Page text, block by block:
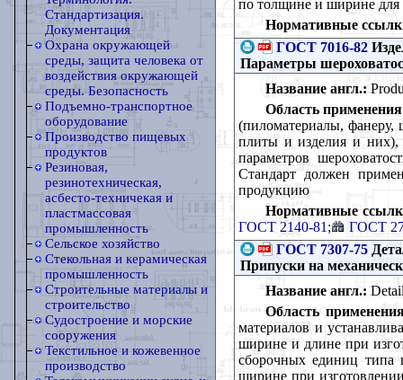
Стандартизация.
Документация
Охрана окружающей
среды, защита человека от
воздействия окружающей
среды. Безопасность
Подъемно-транспортное
оборудование
Производство пищевых
продуктов
Резиновая,
резинотехническая,
асбесто-техничекая и
пластмассовая
промышленность
Сельское хозяйство
Стекольная и керамическая
промышленность
Строительные материалы и
строительство
Судостроение и морские
сооружения
Текстильное и кожевенное
производство
по толщине и ширине для
Нормативные
ГОСТ 7016-82
Параметры
Название англ.:
Область
(пиломатериалы, фанеру,
плиты и изделия и них),
параметров
Стандарт должен
продукцию
Нормативные
ГОСТ 2140-81 ;
ГОСТ
ГОСТ 7307-75
Припуски на
Название англ.:
Область
материалов и
ширине и длине при
сборочных единиц типа
ширине при